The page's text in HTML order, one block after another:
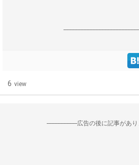
6 view
--------------------広告の後に記事があり